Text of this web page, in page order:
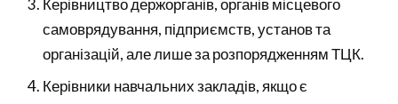
Керівництво держорганів, органів місцевого
самоврядування, підприємств, установ та
організацій, але лише за розпорядженням ТЦК.
Керівники навчальних закладів, якщо є